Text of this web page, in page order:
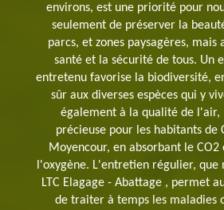
environs, est une priorité pour
seulement de préserver la
parcs, et zones paysagères, mais
santé et la sécurité de tous. Un
entretenu favorise la biodiversité,
sûr aux diverses espèces qui y
également à la qualité de l'air,
précieuse pour les habitants de
Moyencour, en absorbant le
l'oxygène. L'entretien régulier, que
LTC Elagage - Abattage , permet
de traiter à temps les maladies